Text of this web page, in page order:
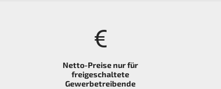
Netto-Preise nur für
freigeschaltete
Gewerbetreibende